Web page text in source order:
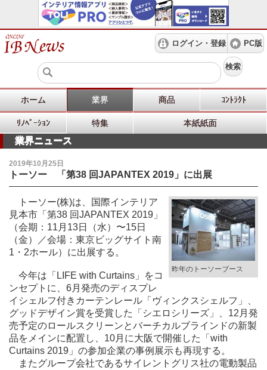
ログイン・登録 PC版
検索
ホーム 業界 商品 ｺﾝﾄﾗｸﾄ
ﾘﾉﾍﾞｰｼｮﾝ 特集 本紙紙面
業界ニュース
2019年10月25日
トーソー 「第38 回JAPANTEX 2019」に出展
昨年のトーソーブース
トーソー(株)は、国際インテリア
見本市「第38 回JAPANTEX 2019」
（会期：11月13日（水）〜15日
（金）／会場：東京ビッグサイト南
1・2ホール）に出展する。
今年は「LIFE with Curtains」をコ
ンセプトに、6月発売のディスプレ
イシェルフ付きカーテンレール「ヴィンクスシェルフ」、
グッドデザイン賞を受賞した「シエロシリーズ」、12月発
売予定のロールスクリーンとバーチカルブラインドの新製
品をメインに配置し、10月に大阪で開催した「with
Curtains 2019」の参加企業の事例展示も再現する。
またグループ会社であるサイレントグリス社の電動製品